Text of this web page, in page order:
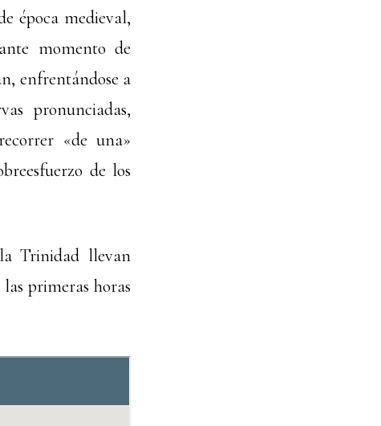
época medieval,
momento de
enfrentándose a
pronunciadas,
«de una»
de los
Trinidad llevan
primeras horas